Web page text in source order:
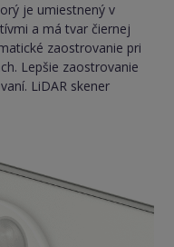
je umiestnený v
a má tvar čiernej
zaostrovanie pri
Lepšie zaostrovanie
LiDAR skener